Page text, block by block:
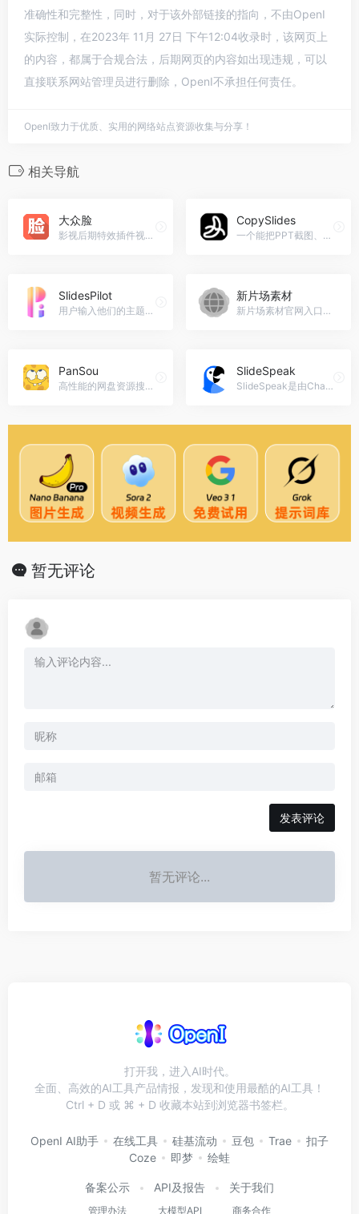
准确性和完整性，同时，对于该外部链接的指向，不由OpenI
实际控制，在2023年 11月 27日 下午12:04收录时，该网页上
的内容，都属于合规合法，后期网页的内容如出现违规，可以
直接联系网站管理员进行删除，OpenI不承担任何责任。
OpenI致力于优质、实用的网络站点资源收集与分享！
相关导航
大众脸
影视后期特效插件视频素材，很多免费!，大众脸官网入口网址
CopySlides
一个能把PPT截图、NotebookLM那种图片型PPT等静态图像或者PDF，转成可以直接编辑的PPTX文件的工具。它不仅识别文字，还能实现像素级样式还原。CopySlides官网入口网址
SlidesPilot
用户输入他们的主题或文本，几秒钟内就收到结构良好的PPT演示文稿。SlidesPilot 还可以利用 AI 的强大功能将您的 PDF 和 Word 文件转换为演示幻灯片。SlidesPilot官网入口网址
新片场素材
新片场素材官网入口网址，新片场素材是一个提供正版视频素材、AE模板、音乐、图片和设计素材的交易平台。适合个人、电商店铺、自媒体和企业宣传片等用途。平台素材由全球供稿人提供，每日更新，确保正版授权，商用无忧。
PanSou
高性能的网盘资源搜索 API 服务，支持TG频道搜索和自定义插件搜索。系统设计以性能和可扩展性为核心，能多频道多插件并发搜索，还能对结果智能排序、按网盘类型分类。PanSou官网入口网址
SlideSpeak
SlideSpeak是由ChatGPT驱动的聊天平台，允许用户与其PowerPoint幻灯片互动。用户可以上传他们的PowerPoint文件，并对内容提问、生成摘要，并从演示文稿中获取主要信息。SlideSpeak官网入口网址
暂无评论
发表评论
暂无评论...
打开我，进入AI时代。
全面、高效的AI工具产品情报，发现和使用最酷的AI工具！
Ctrl + D 或 ⌘ + D 收藏本站到浏览器书签栏。
OpenI AI助手 在线工具 硅基流动 豆包 Trae
扣子
Coze
即梦 绘蛙
备案公示
管理办法
API及报告
大模型API
关于我们
商务合作